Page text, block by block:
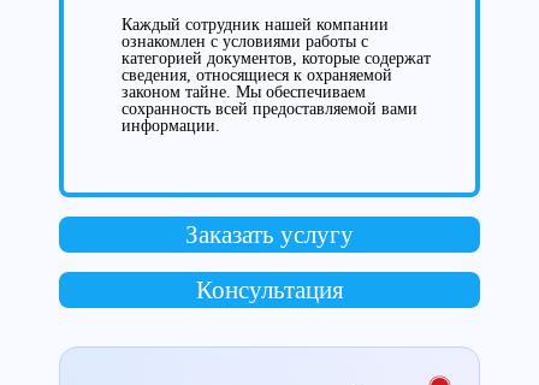
Каждый сотрудник нашей компании
ознакомлен с условиями работы с
категорией документов, которые содержат
сведения, относящиеся к охраняемой
законом тайне. Мы обеспечиваем
сохранность всей предоставляемой вами
информации.
Заказать услугу
Консультация